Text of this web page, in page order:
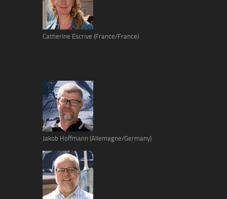
Catherine Escrive (France/France)
Jakob Hoffmann (Allemagne/Germany)